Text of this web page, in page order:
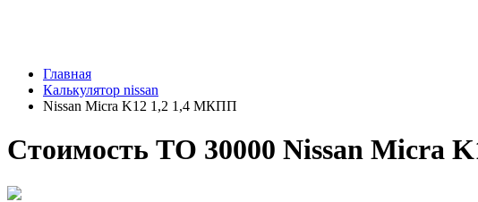
Главная
Калькулятор nissan
Nissan Micra K12 1,2 1,4 МКПП
Стоимость ТО 30000 Nissan Micra